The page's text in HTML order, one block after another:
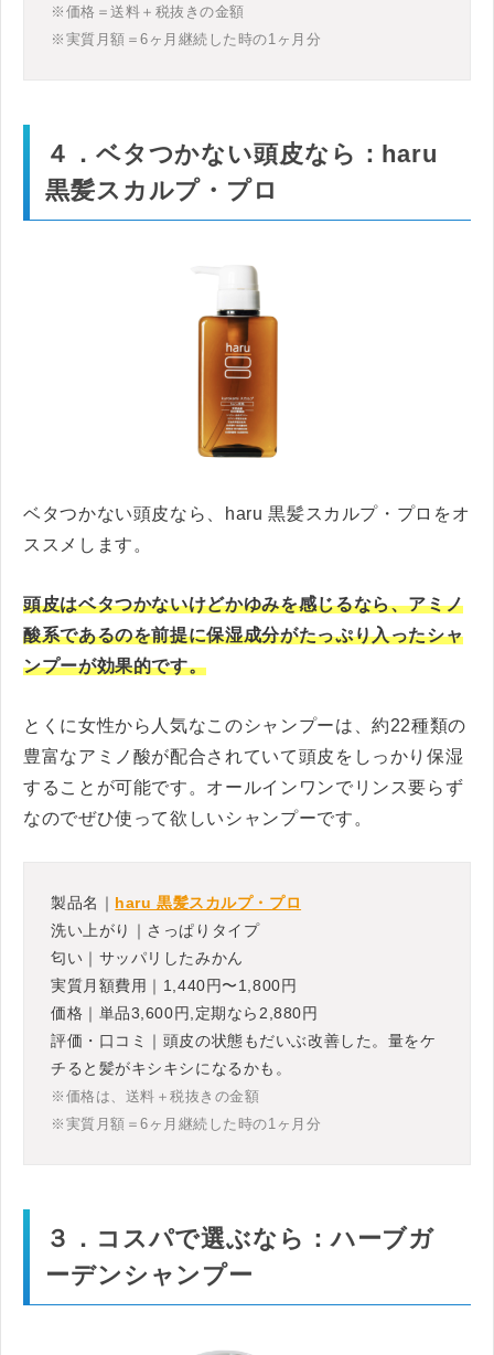
※価格＝送料＋税抜きの金額
※実質月額＝6ヶ月継続した時の1ヶ月分
４．ベタつかない頭皮なら：haru
黒髪スカルプ・プロ
ベタつかない頭皮なら、haru 黒髪スカルプ・プロをオ
ススメします。
頭皮はベタつかないけどかゆみを感じるなら、アミノ
酸系であるのを前提に保湿成分がたっぷり入ったシャ
ンプーが効果的です。
とくに女性から人気なこのシャンプーは、約22種類の
豊富なアミノ酸が配合されていて頭皮をしっかり保湿
することが可能です。オールインワンでリンス要らず
なのでぜひ使って欲しいシャンプーです。
製品名｜ haru 黒髪スカルプ・プロ
洗い上がり｜さっぱりタイプ
匂い｜サッパリしたみかん
実質月額費用｜1,440円〜1,800円
価格｜単品3,600円,定期なら2,880円
評価・口コミ｜頭皮の状態もだいぶ改善した。量をケ
チると髪がキシキシになるかも。
※価格は、送料＋税抜きの金額
※実質月額＝6ヶ月継続した時の1ヶ月分
３．コスパで選ぶなら：ハーブガ
ーデンシャンプー